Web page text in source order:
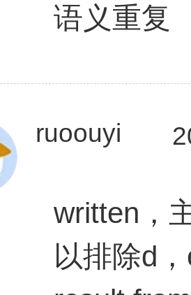
语义重复
ruoouyi
written，
以排除d